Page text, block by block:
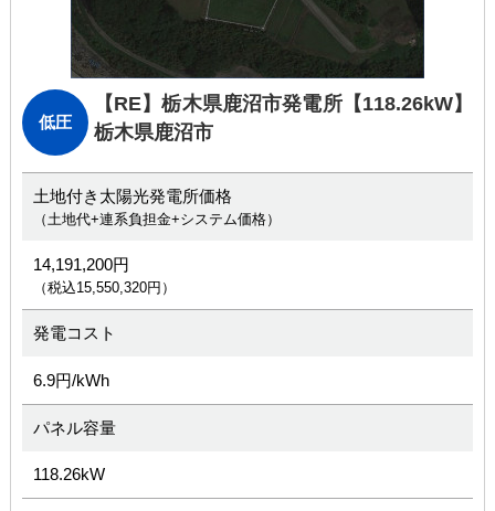
低圧
【RE】栃木県鹿沼市発電所【118.26kW】
栃木県鹿沼市
土地付き太陽光発電所価格
（土地代+連系負担金+システム価格）
14,191,200円
（税込15,550,320円）
発電コスト
6.9円/kWh
パネル容量
118.26kW